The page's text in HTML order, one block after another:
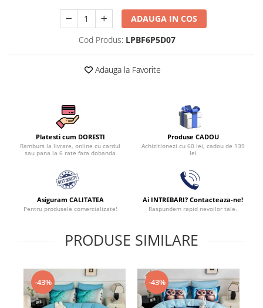
Set Lenjerie De Pat Jacquard Regal,
11 Piese, Cuvertura Inclusa
Lenjerii Damasc Egiptean King Size
Lenjerii De Pat, Imprimeu 3D, 1
ADAUGA IN COS
Cod Produs: LPBF6P5D07
Adauga la Favorite
Platesti cum DORESTI
Ramburs la livrare, online cu cardul
sau pana la 6 rate fara dobanda
Produse CADOU
Achizitionezi cu 60 lei, cadou de 139
lei
Asiguram CALITATEA
Pentru produsele comercializate!
Ai INTREBARI? Contacteaza-ne!
Raspundem rapid nevoilor tale.
PRODUSE SIMILARE
-43% -43%